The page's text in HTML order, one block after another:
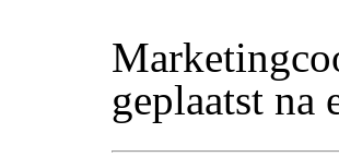
geplaatst na